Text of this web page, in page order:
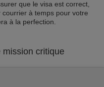
que le visa est correct,
à temps pour votre
à la perfection.
mission critique